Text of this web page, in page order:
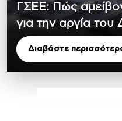
ΓΣΕΕ: Πώς
για την αργία
Διαβάστε